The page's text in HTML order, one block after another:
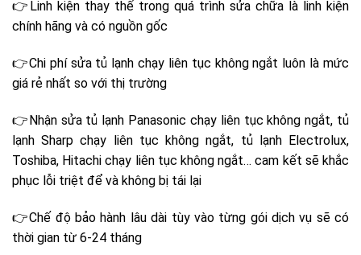
👉Linh kiện thay thế trong quá trình sửa chữa là linh kiện
chính hãng và có nguồn gốc
👉Chi phí sửa tủ lạnhchạy liên tục không ngắt luôn là mức
giá rẻ nhất so với thị trường
👉Nhận sửa tủ lạnh Panasonic chạy liên tục không ngắt, tủ
lạnh Sharp chạy liên tục không ngắt, tủ lạnh Electrolux,
Toshiba, Hitachi chạy liên tục không ngắt…cam kết sẽ khắc
phục lỗi triệt để và không bị tái lại
👉Chế độ bảo hành lâu dài tùy vào từng gói dịch vụ sẽ có
thời gian từ 6-24 tháng